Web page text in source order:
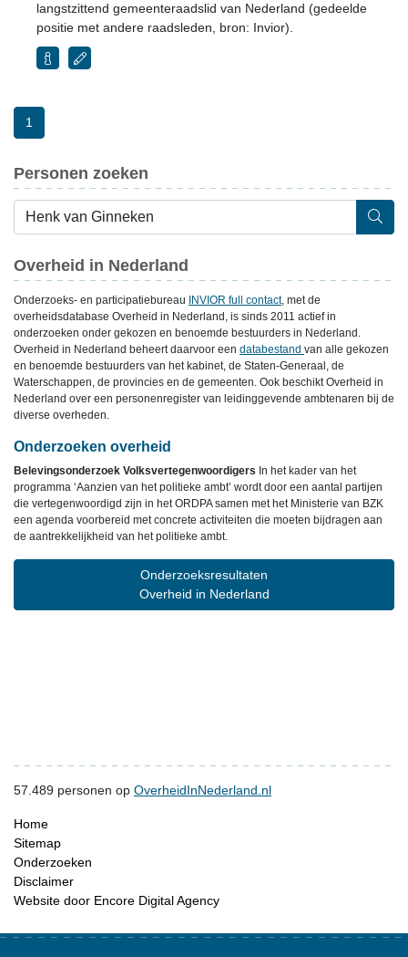
langstzittend gemeenteraadslid van Nederland (gedeelde
positie met andere raadsleden, bron: Invior).
1
Personen zoeken
Overheid in Nederland
Onderzoeks- en participatiebureau INVIOR full contact, met de
overheidsdatabase Overheid in Nederland, is sinds 2011 actief in
onderzoeken onder gekozen en benoemde bestuurders in Nederland.
Overheid in Nederland beheert daarvoor een databestand van alle gekozen
en benoemde bestuurders van het kabinet, de Staten-Generaal, de
Waterschappen, de provincies en de gemeenten. Ook beschikt Overheid in
Nederland over een personenregister van leidinggevende ambtenaren bij de
diverse overheden.
Onderzoeken overheid
Belevingsonderzoek Volksvertegenwoordigers In het kader van het
programma ‘Aanzien van het politieke ambt’ wordt door een aantal partijen
die vertegenwoordigd zijn in het ORDPA samen met het Ministerie van BZK
een agenda voorbereid met concrete activiteiten die moeten bijdragen aan
de aantrekkelijkheid van het politieke ambt.
Onderzoeksresultaten
Overheid in Nederland
57.489 personen op OverheidInNederland.nl
Home
Sitemap
Onderzoeken
Disclaimer
Website door Encore Digital Agency